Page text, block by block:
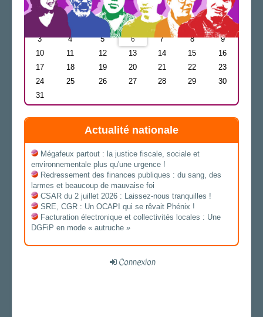
L M M J S
D
1
2
3
4 5 6 7 8
9
10
11 12 13 14 15
16
17
18 19 20 21 22
23
24
25 26 27 28 29
30
31
Actualité nationale
Mégafeux partout : la justice fiscale, sociale et
environnementale plus qu'une urgence !
Redressement des finances publiques : du sang, des
larmes et beaucoup de mauvaise foi
CSAR du 2 juillet 2026 : Laissez-nous tranquilles !
SRE, CGR : Un OCAPI qui se rêvait Phénix !
Facturation électronique et collectivités locales : Une
DGFiP en mode « autruche »
Connexion